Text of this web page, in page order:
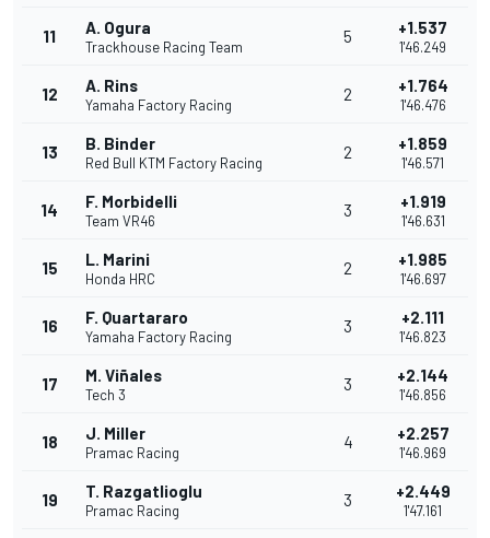
11 A. Ogura
Trackhouse Racing Team
5 +1.537
1'46.249
12 A. Rins
Yamaha Factory Racing
2 +1.764
1'46.476
13 B. Binder
Red Bull KTM Factory Racing
2 +1.859
1'46.571
14 F. Morbidelli
Team VR46
3 +1.919
1'46.631
15 L. Marini
Honda HRC
2 +1.985
1'46.697
16 F. Quartararo
Yamaha Factory Racing
3 +2.111
1'46.823
17 M. Viñales
Tech 3
3 +2.144
1'46.856
18 J. Miller
Pramac Racing
4 +2.257
1'46.969
19 T. Razgatlioglu
Pramac Racing
3 +2.449
1'47.161